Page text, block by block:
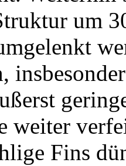
um
weiter
Fins